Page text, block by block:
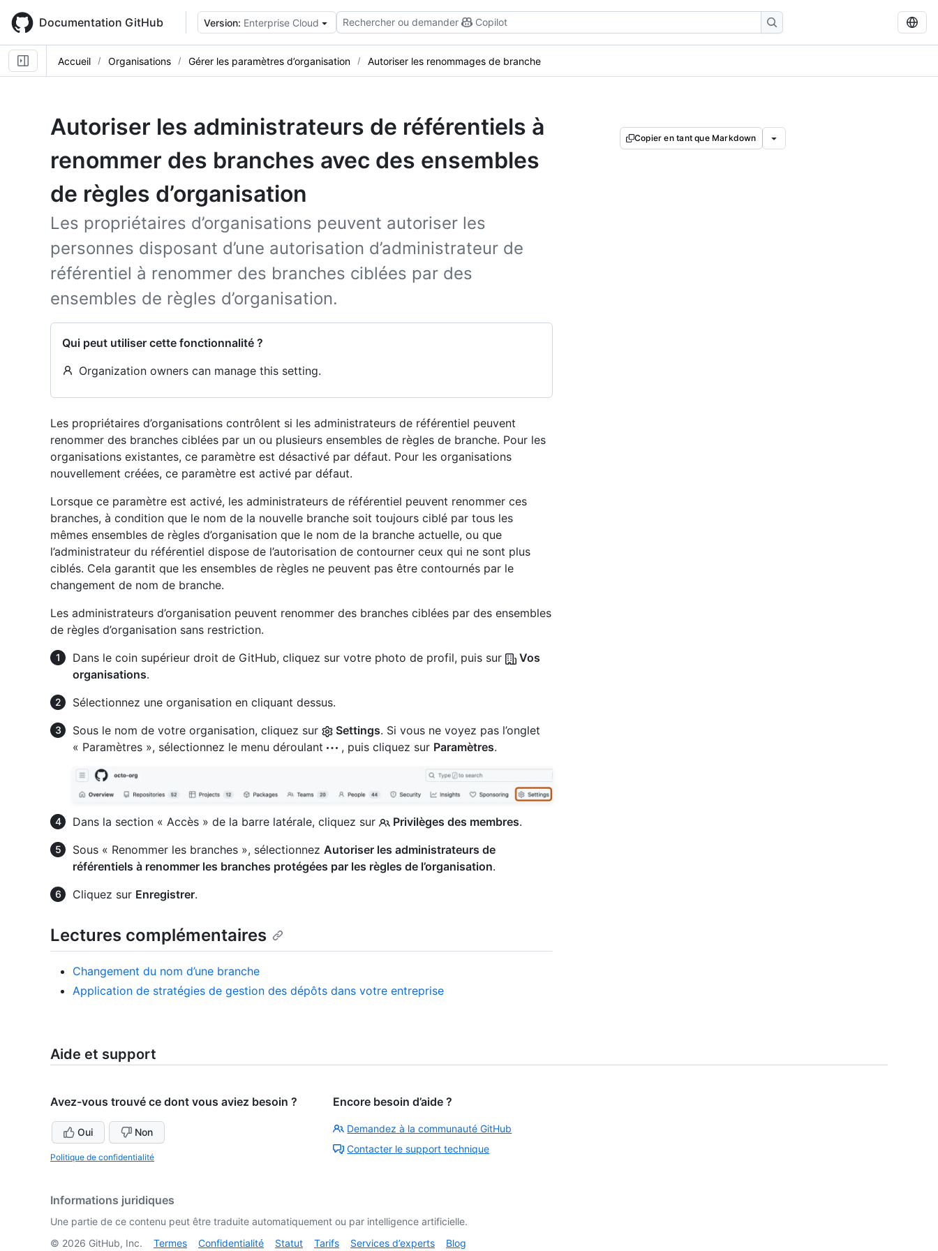
main
content
Documentation GitHub Version: Enterprise Cloud Rechercher ou demander Copilot
Accueil Organisations Gérer les paramètres d’organisation Autoriser les renommages de branche
Autoriser les administrateurs de référentiels à
renommer des branches avec des ensembles
de règles d’organisation
Les propriétaires d’organisations peuvent autoriser les
personnes disposant d’une autorisation d’administrateur de
référentiel à renommer des branches ciblées par des
ensembles de règles d’organisation.
Qui peut utiliser cette fonctionnalité ?
Organization owners can manage this setting.
Copier en tant que Markdown
Les propriétaires d’organisations contrôlent si les administrateurs de référentiel peuvent
renommer des branches ciblées par un ou plusieurs ensembles de règles de branche. Pour les
organisations existantes, ce paramètre est désactivé par défaut. Pour les organisations
nouvellement créées, ce paramètre est activé par défaut.
Lorsque ce paramètre est activé, les administrateurs de référentiel peuvent renommer ces
branches, à condition que le nom de la nouvelle branche soit toujours ciblé par tous les
mêmes ensembles de règles d’organisation que le nom de la branche actuelle, ou que
l’administrateur du référentiel dispose de l’autorisation de contourner ceux qui ne sont plus
ciblés. Cela garantit que les ensembles de règles ne peuvent pas être contournés par le
changement de nom de branche.
Les administrateurs d’organisation peuvent renommer des branches ciblées par des ensembles
de règles d’organisation sans restriction.
Dans le coin supérieur droit de GitHub, cliquez sur votre photo de profil, puis sur
Vos
organisations.
Sélectionnez une organisation en cliquant dessus.
Sous le nom de votre organisation, cliquez sur
Settings. Si vous ne voyez pas l’onglet
« Paramètres », sélectionnez le menu déroulant
, puis cliquez sur Paramètres.
Dans la section « Accès » de la barre latérale, cliquez sur Privilèges des membres.
Sous « Renommer les branches », sélectionnez Autoriser les administrateurs de
référentiels à renommer les branches protégées par les règles de l’organisation.
Cliquez sur Enregistrer.
Lectures complémentaires
Changement du nom d’une branche
Application de stratégies de gestion des dépôts dans votre entreprise
Aide et support
Avez-vous trouvé ce dont vous aviez besoin ?
Oui Non
Politique de confidentialité
Encore besoin d’aide ?
Demandez à la communauté GitHub
Contacter le support technique
Informations juridiques
Une partie de ce contenu peut être traduite automatiquement ou par intelligence artificielle.
© 2026 GitHub, Inc. Termes Confidentialité Statut Tarifs Services d’experts Blog